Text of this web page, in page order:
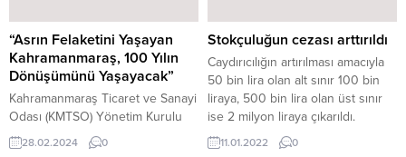
Toplantıya Belediye Başkan
Yardımcıları Ali Üzüm ve Latif
Öztürk ile birim müdürleri de
katıldı. Mahalle sakinleriyle
doğrudan temas kuran Başkan
Akpınar, iletilen konuların...
Temsilcisi Sayın Abdurrahman
Akbolat öncülüğünde
gerçekleştirilen etkinliğe,
belediyeye bağlı gençlik
merkezlerinden 100 kişilik bir...
“Asrın Felaketini Yaşayan
Kahramanmaraş, 100 Yılın
Dönüşümünü Yaşayacak”
Kahramanmaraş Ticaret ve Sanayi
Odası (KMTSO) Yönetim Kurulu
Başkanı Mustafa Buluntu, 13.
Olağan Meclis Toplantısı’nda
28.02.2024 0
Stokçuluğun cezası arttırıldı
Caydırıcılığın artırılması amacıyla
50 bin lira olan alt sınır 100 bin
liraya, 500 bin lira olan üst sınır
ise 2 milyon liraya çıkarıldı.
Stokçuluğa karşı caydırıcılığın
artırılmasını da içeren Bazı
11.01.2022 0